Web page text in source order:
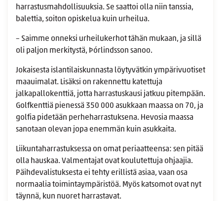
harrastusmahdollisuuksia. Se saattoi olla niin tanssia,
balettia, soiton opiskelua kuin urheilua.
– Saimme onneksi urheilukerhot tähän mukaan, ja sillä
oli paljon merkitystä, Þórlindsson sanoo.
Jokaisesta islantilaiskunnasta löytyvätkin ympärivuotiset
maauimalat. Lisäksi on rakennettu katettuja
jalkapallokenttiä, jotta harrastuskausi jatkuu pitempään.
Golfkenttiä pienessä 350 000 asukkaan maassa on 70, ja
golfia pidetään perheharrastuksena. Hevosia maassa
sanotaan olevan jopa enemmän kuin asukkaita.
Liikuntaharrastuksessa on omat periaatteensa: sen pitää
olla hauskaa. Valmentajat ovat koulutettuja ohjaajia.
Päihdevalistuksesta ei tehty erillistä asiaa, vaan osa
normaalia toimintaympäristöä. Myös katsomot ovat nyt
täynnä, kun nuoret harrastavat.